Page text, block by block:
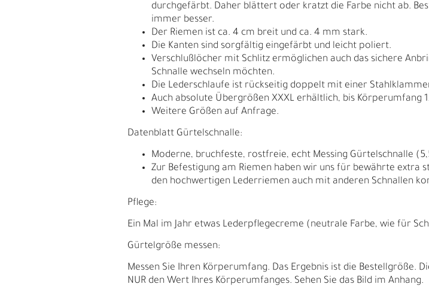
E N
durchgefärbt. Daher blättert oder kratzt die Farbe nicht ab.
immer besser.
Der Riemen ist ca. 4 cm breit und ca. 4 mm stark.
Die Kanten sind sorgfältig eingefärbt und leicht poliert.
Verschlußlöcher mit Schlitz ermöglichen auch das sichere
Schnalle wechseln möchten.
Die Lederschlaufe ist rückseitig doppelt mit einer
Auch absolute Übergrößen XXXL erhältlich, bis Körperumfang
Weitere Größen auf Anfrage.
Datenblatt Gürtelschnalle:
Moderne, bruchfeste, rostfreie, echt Messing Gürtelschnalle
Zur Befestigung am Riemen haben wir uns für bewährte extra
den hochwertigen Lederriemen auch mit anderen Schnallen
Pflege:
Ein Mal im Jahr etwas Lederpflegecreme (neutrale Farbe, wie für
Gürtelgröße messen:
Messen Sie Ihren Körperumfang. Das Ergebnis ist die Bestellgröße.
NUR den Wert Ihres Körperumfanges. Sehen Sie das Bild im Anhang.